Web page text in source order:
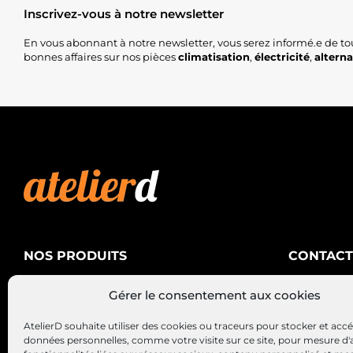
Gérer le consentement aux cookies
AtelierD souhaite utiliser des cookies ou traceurs pour stocker et
données personnelles, comme votre visite sur ce site, pour mesure
Inscrivez-vous à notre newsletter
En vous abonnant à notre newsletter, vous serez informé.e de
bonnes affaires sur nos piècesclimatisation, électricité,
NOS PRODUITS
Alternateurs – Démarreurs
CONTACT
AtelierD
88200
03 29 22 34